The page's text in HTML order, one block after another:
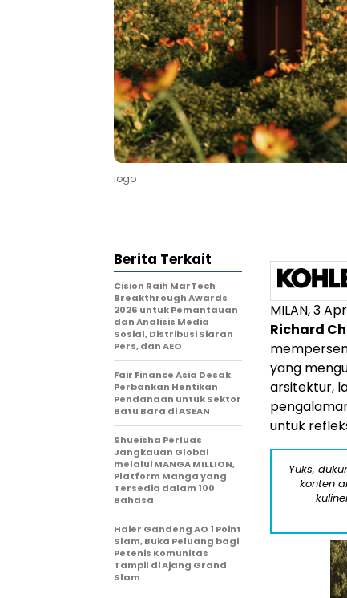
logo
MILAN,3
Richard
yang
arsitektur,
untuk
Yuks,
konten
Berita Terkait
Cision Raih MarTech
Breakthrough Awards
2026 untuk Pemantauan
dan Analisis Media
Sosial, Distribusi Siaran
Pers, dan AEO
Fair Finance Asia Desak
Perbankan Hentikan
Pendanaan untuk Sektor
Batu Bara di ASEAN
Shueisha Perluas
Jangkauan Global
melalui MANGA MILLION,
Platform Manga yang
Tersedia dalam 100
Bahasa
Haier Gandeng AO 1 Point
Slam, Buka Peluang bagi
Petenis Komunitas
Tampil di Ajang Grand
Slam